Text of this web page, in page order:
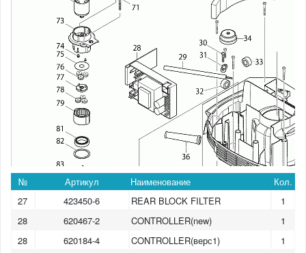
№ Артикул Наименование
Кол.
27
423450-6 REAR BLOCK FILTER
1
28
620467-2 CONTROLLER(new)
1
28
620184-4 CONTROLLER(верс1)
1